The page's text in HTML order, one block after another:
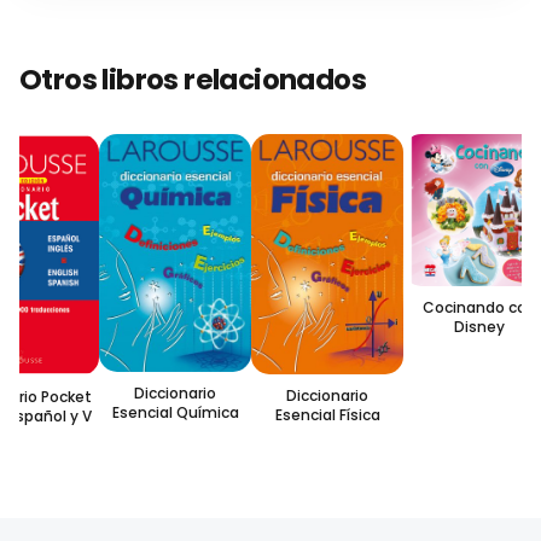
Otros libros relacionados
Pocket
y V
Diccionario
Esencial Química
Diccionario
Esencial Física
Cocinando con
Disney